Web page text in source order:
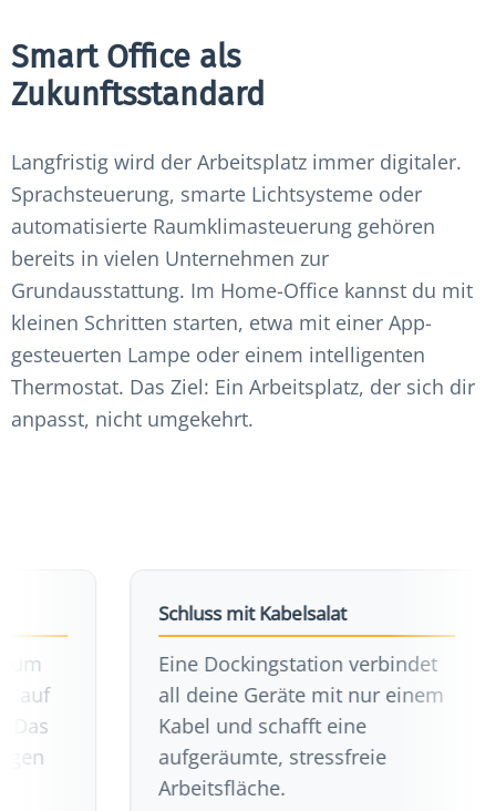
Smart Office als
Zukunftsstandard
Langfristig wird der Arbeitsplatz immer digitaler.
Sprachsteuerung, smarte Lichtsysteme oder
automatisierte Raumklimasteuerung gehören
bereits in vielen Unternehmen zur
Grundausstattung. Im Home-Office kannst du mit
kleinen Schritten starten, etwa mit einer App-
gesteuerten Lampe oder einem intelligenten
Thermostat. Das Ziel: Ein Arbeitsplatz, der sich dir
anpasst, nicht umgekehrt.
Schluss mit Kabelsalat
Eine Dockingstation verbindet
all deine Geräte mit nur einem
Kabel und schafft eine
aufgeräumte, stressfreie
Arbeitsfläche.